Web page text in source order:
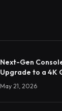
Next-Gen
Upgrade to a 4K
May 21, 2026